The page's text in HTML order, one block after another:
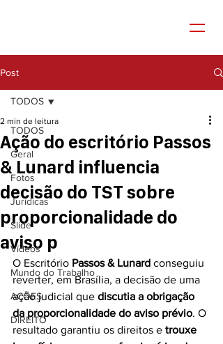
Post
TODOS
Geral
Fotos
Jurídicas
Slide
Vídeos
Mundo do Trabalho
AÇÕES
DIREITO
TODOS
Ação do escritório Passos
& Lunard influencia
decisão do TST sobre
proporcionalidade do
aviso p
2 min de leitura
O Escritório Passos & Lunard conseguiu
reverter, em Brasília, a decisão de uma
ação judicial que discutia a obrigação
da proporcionalidade do aviso prévio. O
resultado garantiu os direitos e trouxe